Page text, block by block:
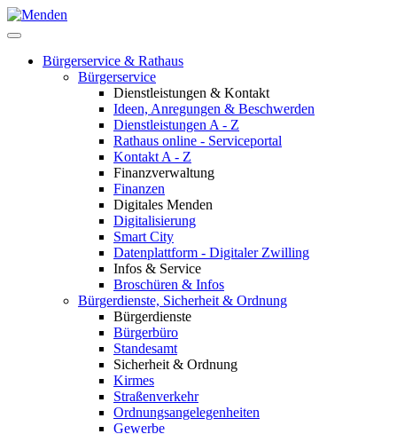
Bürgerservice & Rathaus
Bürgerservice
Dienstleistungen & Kontakt
Ideen, Anregungen & Beschwerden
Dienstleistungen A - Z
Rathaus online - Serviceportal
Kontakt A - Z
Finanzverwaltung
Finanzen
Digitales Menden
Digitalisierung
Smart City
Datenplattform - Digitaler Zwilling
Infos & Service
Broschüren & Infos
Bürgerdienste, Sicherheit & Ordnung
Bürgerdienste
Bürgerbüro
Standesamt
Sicherheit & Ordnung
Kirmes
Straßenverkehr
Ordnungsangelegenheiten
Gewerbe